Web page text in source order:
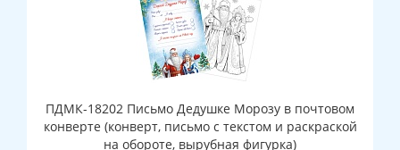
ПДМК-18202 Письмо Дедушке Морозу в почтовом
конверте (конверт, письмо с текстом и раскраской
на обороте, вырубная фигурка)